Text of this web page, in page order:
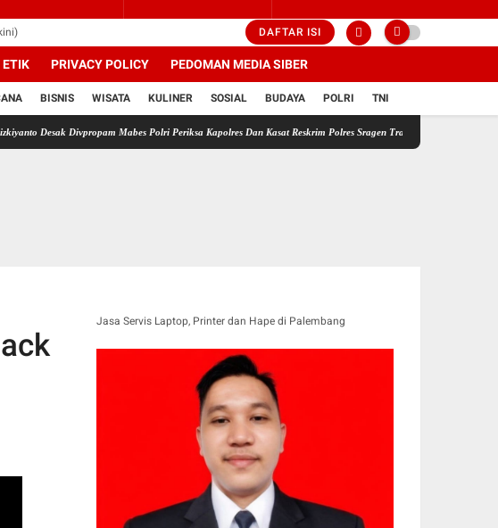
DAFTAR ISI
ETIK PRIVACY POLICY PEDOMAN MEDIA SIBER
BISNIS WISATA KULINER SOSIAL BUDAYA POLRI TNI
Divpropam Mabes Polri Periksa Kapolres Dan Kasat Reskrim Polres Sragen Transparansi Adalah Kunci
Jasa Servis Laptop, Printer dan Hape di Palembang